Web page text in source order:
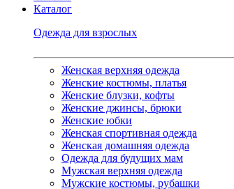
Каталог
Одежда для взрослых
Женская верхняя одежда
Женские костюмы, платья
Женские блузки, кофты
Женские джинсы, брюки
Женские юбки
Женская спортивная одежда
Женская домашняя одежда
Одежда для будущих мам
Мужская верхняя одежда
Мужские костюмы, рубашки